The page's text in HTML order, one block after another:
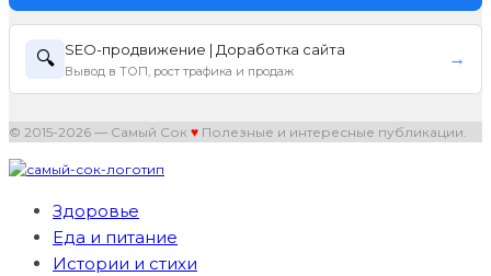
🔍 SEO-продвижение | Доработка сайта
Вывод в ТОП, рост трафика и продаж
→
© 2015-2026 — Самый Сок ♥ Полезные и интересные публикации.
Здоровье
Еда и питание
Истории и стихи